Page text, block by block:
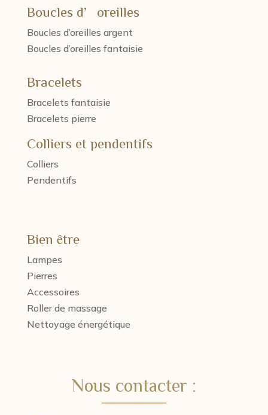
Boucles d’oreilles
Boucles d’oreilles argent
Boucles d’oreilles fantaisie
Bracelets
Bracelets fantaisie
Bracelets pierre
Colliers et pendentifs
Colliers
Pendentifs
Bien être
Lampes
Pierres
Accessoires
Roller de massage
Nettoyage énergétique
Nous contacter :